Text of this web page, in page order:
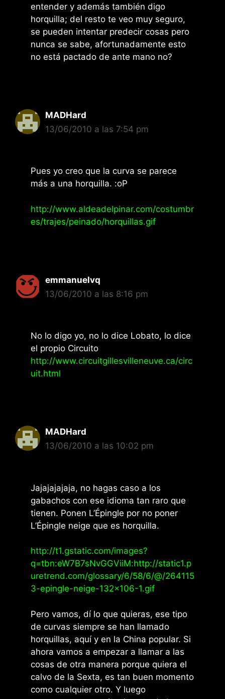
entender y además también digo
horquilla; del resto te veo muy seguro,
se pueden intentar predecir cosas pero
nunca se sabe, afortunadamente esto
no está pactado de ante mano no?
MADHard
13/06/2010 a las 7:54 pm
Pues yo creo que la curva se parece
más a una horquilla. :oP
http://www.aldeadelpinar.com/costumbr
es/trajes/peinado/horquillas.gif
emmanuelvq
13/06/2010 a las 8:16 pm
No lo digo yo, no lo dice Lobato, lo dice
el propio Circuito
http://www.circuitgillesvilleneuve.ca/circ
uit.html
MADHard
13/06/2010 a las 10:02 pm
Jajajajajaja, no hagas caso a los
gabachos con ese idioma tan raro que
tienen. Ponen L’Épingle por no poner
L’Épingle neige que es horquilla.
http://t1.gstatic.com/images?
q=tbn:eW7B7sNvGGViiM:http://static1.p
uretrend.com/glossary/6/58/6/@/264115
3-epingle-neige-132×106-1.gif
Pero vamos, dí lo que quieras, ese tipo
de curvas siempre se han llamado
horquillas, aquí y en la China popular. Si
ahora vamos a empezar a llamar a las
cosas de otra manera porque quiera el
calvo de la Sexta, es tan buen momento
como cualquier otro. Y luego